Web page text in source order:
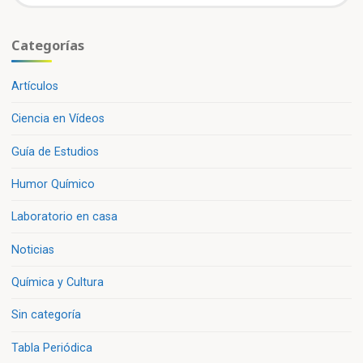
Categorías
Artículos
Ciencia en Vídeos
Guía de Estudios
Humor Químico
Laboratorio en casa
Noticias
Química y Cultura
Sin categoría
Tabla Periódica